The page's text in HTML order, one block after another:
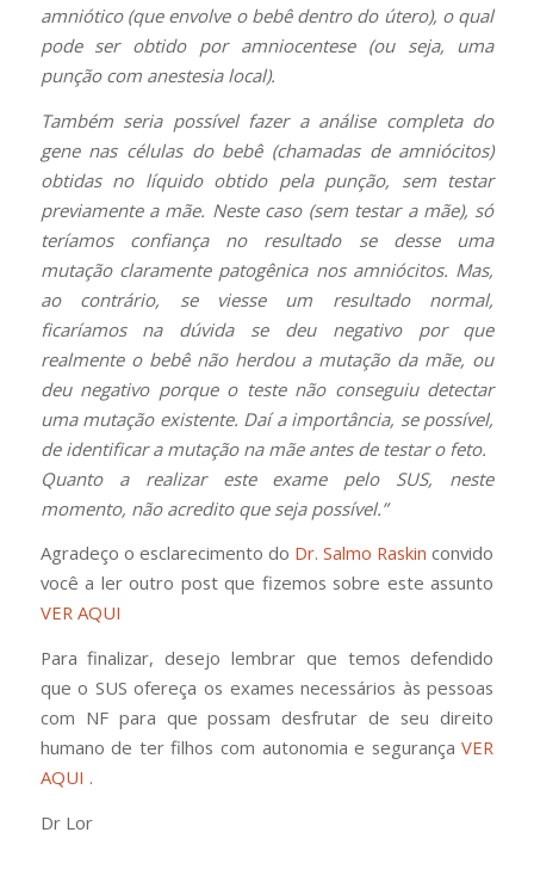
amniótico (que envolve o bebê dentro do útero), o qual
pode ser obtido por amniocentese (ou seja, uma
punção com anestesia local).
Também seria possível fazer a análise completa do
gene nas células do bebê (chamadas de amniócitos)
obtidas no líquido obtido pela punção, sem testar
previamente a mãe. Neste caso (sem testar a mãe), só
teríamos confiança no resultado se desse uma
mutação claramente patogênica nos amniócitos. Mas,
ao contrário, se viesse um resultado normal,
ficaríamos na dúvida se deu negativo por que
realmente o bebê não herdou a mutação da mãe, ou
deu negativo porque o teste não conseguiu detectar
uma mutação existente. Daí a importância, se possível,
de identificar a mutação na mãe antes de testar o feto.
Quanto a realizar este exame pelo SUS, neste
momento, não acredito que seja possível.”
Agradeço o esclarecimento do Dr. Salmo Raskinconvido
você a ler outro post que fizemos sobre este assunto
VER AQUI
Para finalizar, desejo lembrar que temos defendido
que o SUS ofereça os exames necessários às pessoas
com NF para que possam desfrutar de seu direito
humano de ter filhos com autonomia e segurançaVER
AQUI .
Dr Lor